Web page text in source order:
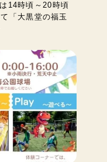
14時頃～20時頃
「大黒堂の福玉